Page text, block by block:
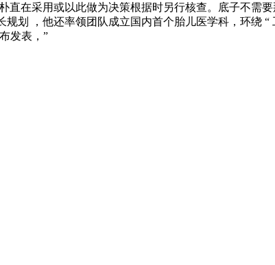
在采用或以此做为决策根据时另行核查。底子不需
划 ，他还率领团队成立国内首个胎儿医学科，环绕 “
发表，”